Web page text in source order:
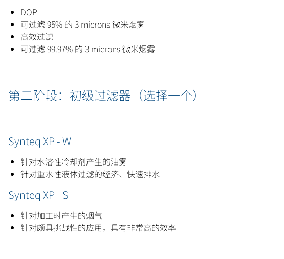
DOP
可过滤 95% 的 3 microns 微米烟雾
高效过滤
可过滤 99.97% 的 3 microns 微米烟雾
第二阶段：初级过滤器（选择一个）
Synteq XP - W
针对水溶性冷却剂产生的油雾
针对重水性液体过滤的经济、快速排水
Synteq XP - S
针对加工时产生的烟气
针对颇具挑战性的应用，具有非常高的效率